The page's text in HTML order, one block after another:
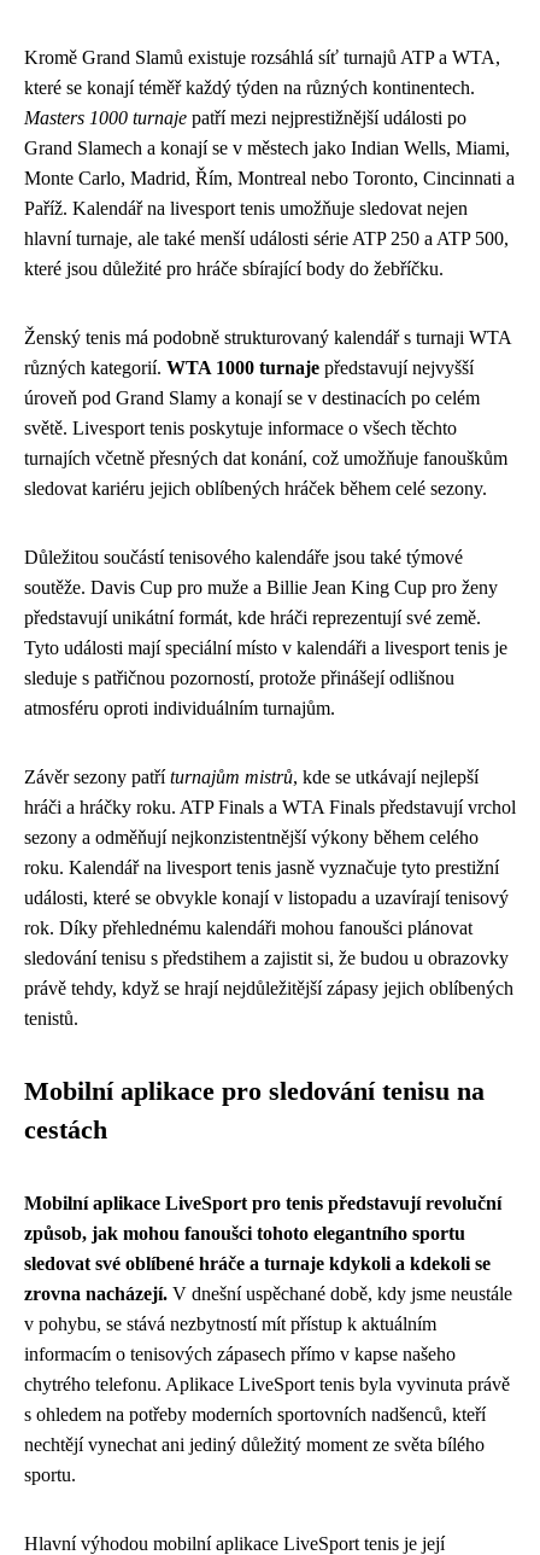
Kromě Grand Slamů existuje rozsáhlá síť turnajů ATP a WTA,
které se konají téměř každý týden na různých kontinentech.
Masters 1000 turnaje patří mezi nejprestižnější události po
Grand Slamech a konají se v městech jako Indian Wells, Miami,
Monte Carlo, Madrid, Řím, Montreal nebo Toronto, Cincinnati a
Paříž. Kalendář na livesport tenis umožňuje sledovat nejen
hlavní turnaje, ale také menší události série ATP 250 a ATP 500,
které jsou důležité pro hráče sbírající body do žebříčku.
Ženský tenis má podobně strukturovaný kalendář s turnaji WTA
různých kategorií. WTA 1000 turnaje představují nejvyšší
úroveň pod Grand Slamy a konají se v destinacích po celém
světě. Livesport tenis poskytuje informace o všech těchto
turnajích včetně přesných dat konání, což umožňuje fanouškům
sledovat kariéru jejich oblíbených hráček během celé sezony.
Důležitou součástí tenisového kalendáře jsou také týmové
soutěže. Davis Cup pro muže a Billie Jean King Cup pro ženy
představují unikátní formát, kde hráči reprezentují své země.
Tyto události mají speciální místo v kalendáři a livesport tenis je
sleduje s patřičnou pozorností, protože přinášejí odlišnou
atmosféru oproti individuálním turnajům.
Závěr sezony patříturnajům mistrů, kde se utkávají nejlepší
hráči a hráčky roku. ATP Finals a WTA Finals představují vrchol
sezony a odměňují nejkonzistentnější výkony během celého
roku. Kalendář na livesport tenis jasně vyznačuje tyto prestižní
události, které se obvykle konají v listopadu a uzavírají tenisový
rok. Díky přehlednému kalendáři mohou fanoušci plánovat
sledování tenisu s předstihem a zajistit si, že budou u obrazovky
právě tehdy, když se hrají nejdůležitější zápasy jejich oblíbených
tenistů.
Mobilní aplikace pro sledování tenisu na
cestách
Mobilní aplikace LiveSport pro tenis představují revoluční
způsob, jak mohou fanoušci tohoto elegantního sportu
sledovat své oblíbené hráče a turnaje kdykoli a kdekoli se
zrovna nacházejí. V dnešní uspěchané době, kdy jsme neustále
v pohybu, se stává nezbytností mít přístup k aktuálním
informacím o tenisových zápasech přímo v kapse našeho
chytrého telefonu. Aplikace LiveSport tenis byla vyvinuta právě
s ohledem na potřeby moderních sportovních nadšenců, kteří
nechtějí vynechat ani jediný důležitý moment ze světa bílého
sportu.
Hlavní výhodou mobilní aplikace LiveSport tenis je její